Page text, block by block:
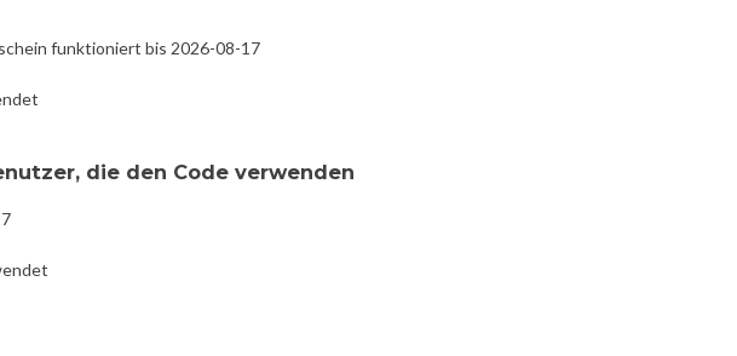
funktioniert bis 2026-08-17
die den Code verwenden